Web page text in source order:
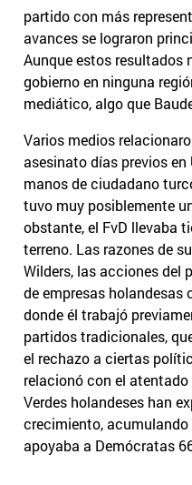
partido con más
avances se lograron
Aunque estos resultados
gobierno en ninguna
mediático, algo que
Varios medios
asesinato días previos
manos de ciudadano
tuvo muy posiblemente
obstante, el FvD llevaba
terreno. Las razones de
Wilders, las acciones del
de empresas holandesas
donde él trabajó
partidos tradicionales,
el rechazo a ciertas
relacionó con el
Verdes holandeses han
crecimiento,
apoyaba a Demócratas